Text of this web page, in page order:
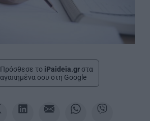
Πρόσθεσε το iPaideia.gr στα
αγαπημένα σου στη Google